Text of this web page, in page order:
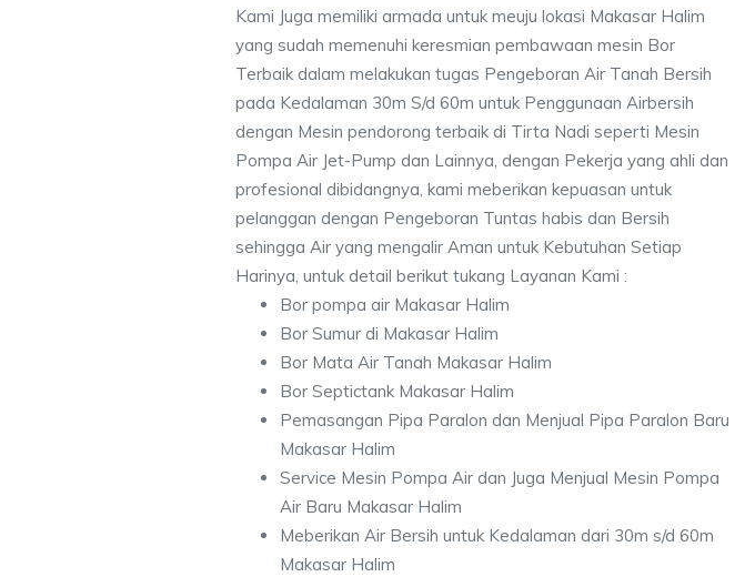
Kami Juga memiliki armada untuk meuju lokasi Makasar Halim
yang sudah memenuhi keresmian pembawaan mesin Bor
Terbaik dalam melakukan tugas Pengeboran Air Tanah Bersih
pada Kedalaman 30m S/d 60m untuk Penggunaan Airbersih
dengan Mesin pendorong terbaik di Tirta Nadi seperti Mesin
Pompa Air Jet-Pump dan Lainnya, dengan Pekerja yang ahli dan
profesional dibidangnya, kami meberikan kepuasan untuk
pelanggan dengan Pengeboran Tuntas habis dan Bersih
sehingga Air yang mengalir Aman untuk Kebutuhan Setiap
Harinya, untuk detail berikut tukang Layanan Kami :
Bor pompa air Makasar Halim
Bor Sumur di Makasar Halim
Bor Mata Air Tanah Makasar Halim
Bor Septictank Makasar Halim
Pemasangan Pipa Paralon dan Menjual Pipa Paralon Baru
Makasar Halim
Service Mesin Pompa Air dan Juga Menjual Mesin Pompa
Air Baru Makasar Halim
Meberikan Air Bersih untuk Kedalaman dari 30m s/d 60m
Makasar Halim